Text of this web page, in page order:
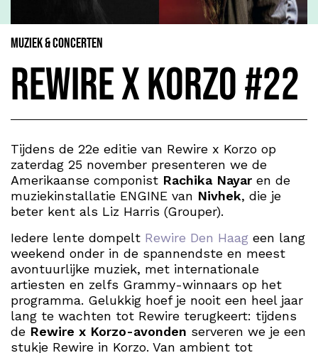
Muziek & Concerten
Rewire x Korzo #22
Tijdens de 22e editie van Rewire x Korzo op
zaterdag 25 november presenteren we de
Amerikaanse componist Rachika Nayar en de
muziekinstallatie ENGINE van Nivhek, die je
beter kent als Liz Harris (Grouper).
Iedere lente dompelt Rewire Den Haag een lang
weekend onder in de spannendste en meest
avontuurlijke muziek, met internationale
artiesten en zelfs Grammy-winnaars op het
programma. Gelukkig hoef je nooit een heel jaar
lang te wachten tot Rewire terugkeert: tijdens
de Rewire x Korzo-avonden serveren we je een
stukje Rewire in Korzo. Van ambient tot